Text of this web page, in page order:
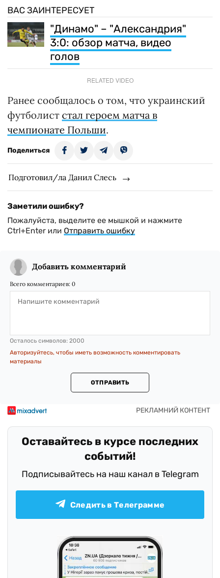
ВАС ЗАИНТЕРЕСУЕТ
"Динамо" – "Александрия"
3:0: обзор матча, видео
голов
RELATED VIDEO
Ранее сообщалось о том, что украинский
футболист стал героем матча в
чемпионате Польши.
Поделиться
Подготовил/ла Данил Слесь
Заметили ошибку?
Пожалуйста, выделите ее мышкой и нажмите
Ctrl+Enter или Отправить ошибку
Добавить комментарий
Всего комментариев: 0
Осталось символов: 2000
Авторизуйтесь, чтобы иметь возможность комментировать
материалы
ОТПРАВИТЬ
Оставайтесь в курсе последних
событий!
Подписывайтесь на наш канал в Telegram
Следить в Телеграмме